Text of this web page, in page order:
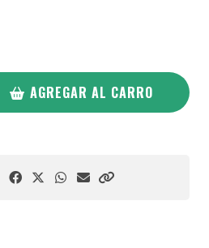
AGREGAR AL CARRO